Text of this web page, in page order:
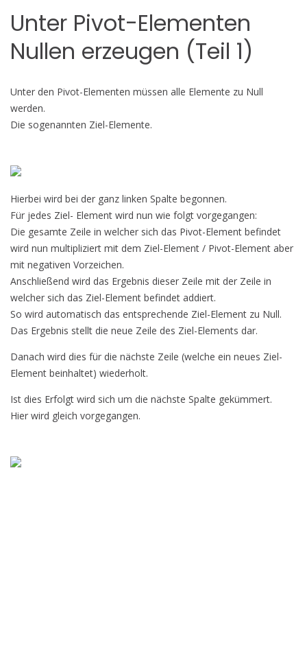
Unter Pivot-Elementen
Nullen erzeugen (Teil 1)
Unter den Pivot-Elementen müssen alle Elemente zu Null
werden.
Die sogenannten Ziel-Elemente.
Hierbei wird bei der ganz linken Spalte begonnen.
Für jedes Ziel- Element wird nun wie folgt vorgegangen:
Die gesamte Zeile in welcher sich das Pivot-Element befindet
wird nun multipliziert mit dem Ziel-Element / Pivot-Element aber
mit negativen Vorzeichen.
Anschließend wird das Ergebnis dieser Zeile mit der Zeile in
welcher sich das Ziel-Element befindet addiert.
So wird automatisch das entsprechende Ziel-Element zu Null.
Das Ergebnis stellt die neue Zeile des Ziel-Elements dar.
Danach wird dies für die nächste Zeile (welche ein neues Ziel-
Element beinhaltet) wiederholt.
Ist dies Erfolgt wird sich um die nächste Spalte gekümmert.
Hier wird gleich vorgegangen.